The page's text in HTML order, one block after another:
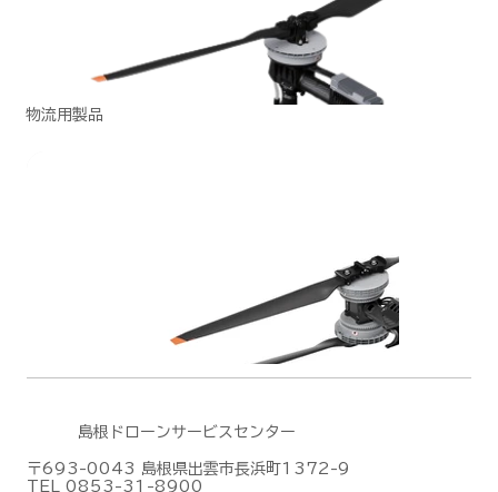
物流用製品
島根ドローンサービスセンター
〒693-0043 島根県出雲市長浜町1372-9
TEL 0853-31-8900